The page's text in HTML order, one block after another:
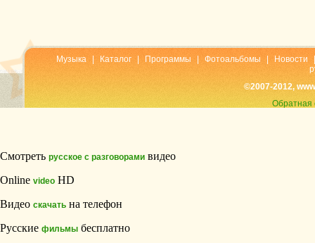
Музыка Каталог Программы Фотоальбомы Новости
©2007-2012,
Обратная
Смотреть русское с разговорами видео
Online video HD
Видео скачать на телефон
Русские фильмы бесплатно